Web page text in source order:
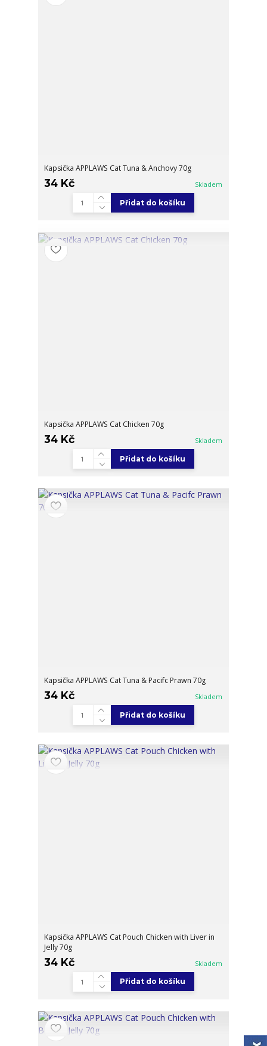
Kapsička APPLAWS Cat Tuna & Anchovy 70g
34 Kč Skladem
Přidat do košíku
Kapsička APPLAWS Cat Chicken 70g
34 Kč Skladem
Přidat do košíku
Kapsička APPLAWS Cat Tuna & Pacifc Prawn 70g
34 Kč Skladem
Přidat do košíku
Kapsička APPLAWS Cat Pouch Chicken with Liver in
Jelly 70g
34 Kč Skladem
Přidat do košíku